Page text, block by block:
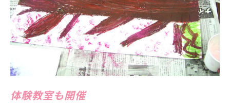
体験教室も開催